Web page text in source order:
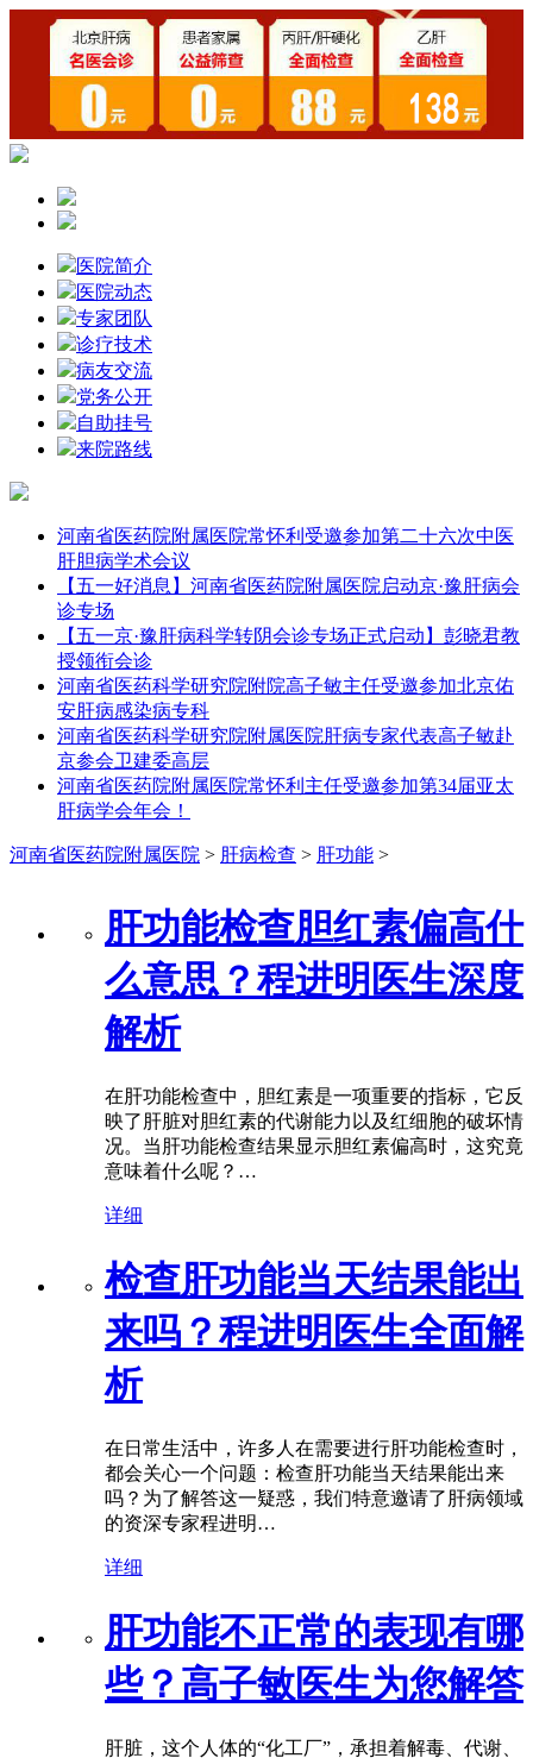
医院简介
医院动态
专家团队
诊疗技术
病友交流
党务公开
自助挂号
来院路线
河南省医药院附属医院常怀利受邀参加第二十六次中医
肝胆病学术会议
【五一好消息】河南省医药院附属医院启动京·豫肝病会
诊专场
【五一京·豫肝病科学转阴会诊专场正式启动】彭晓君教
授领衔会诊
河南省医药科学研究院附院高子敏主任受邀参加北京佑
安肝病感染病专科
河南省医药科学研究院附属医院肝病专家代表高子敏赴
京参会卫建委高层
河南省医药院附属医院常怀利主任受邀参加第34届亚太
肝病学会年会！
河南省医药院附属医院 > 肝病检查 > 肝功能 >
肝功能检查胆红素偏高什
么意思？程进明医生深度
解析
在肝功能检查中，胆红素是一项重要的指标，它反
映了肝脏对胆红素的代谢能力以及红细胞的破坏情
况。当肝功能检查结果显示胆红素偏高时，这究竟
意味着什么呢？…
详细
检查肝功能当天结果能出
来吗？程进明医生全面解
析
在日常生活中，许多人在需要进行肝功能检查时，
都会关心一个问题：检查肝功能当天结果能出来
吗？为了解答这一疑惑，我们特意邀请了肝病领域
的资深专家程进明…
详细
肝功能不正常的表现有哪
些？高子敏医生为您解答
肝脏，这个人体的“化工厂”，承担着解毒、代谢、